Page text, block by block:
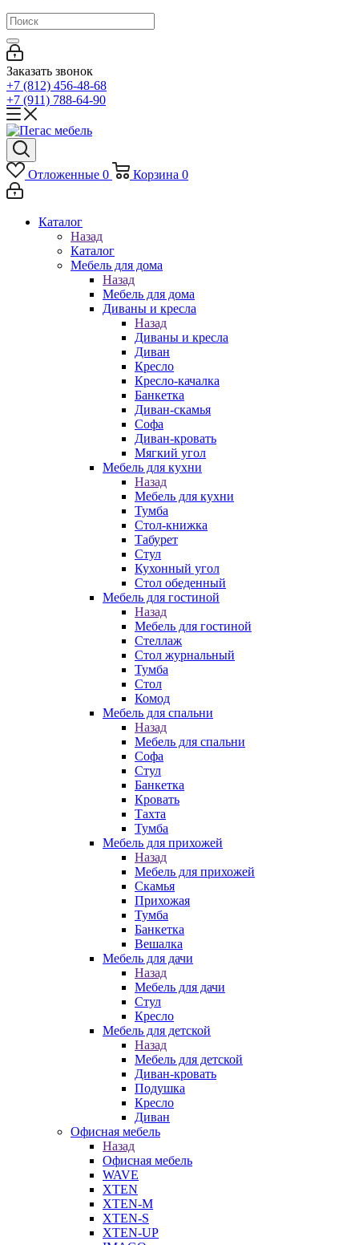
Заказать звонок
+7 (812) 456-48-68
+7 (911) 788-64-90
Отложенные 0 Корзина 0
Каталог
Назад
Каталог
Мебель для дома
Назад
Мебель для дома
Диваны и кресла
Назад
Диваны и кресла
Диван
Кресло
Кресло-качалка
Банкетка
Диван-скамья
Софа
Диван-кровать
Мягкий угол
Мебель для кухни
Назад
Мебель для кухни
Тумба
Стол-книжка
Табурет
Стул
Кухонный угол
Стол обеденный
Мебель для гостиной
Назад
Мебель для гостиной
Стеллаж
Стол журнальный
Тумба
Стол
Комод
Мебель для спальни
Назад
Мебель для спальни
Софа
Стул
Банкетка
Кровать
Тахта
Тумба
Мебель для прихожей
Назад
Мебель для прихожей
Скамья
Прихожая
Тумба
Банкетка
Вешалка
Мебель для дачи
Назад
Мебель для дачи
Стул
Кресло
Мебель для детской
Назад
Мебель для детской
Диван-кровать
Подушка
Кресло
Диван
Офисная мебель
Назад
Офисная мебель
WAVE
XTEN
XTEN-M
XTEN-S
XTEN-UP